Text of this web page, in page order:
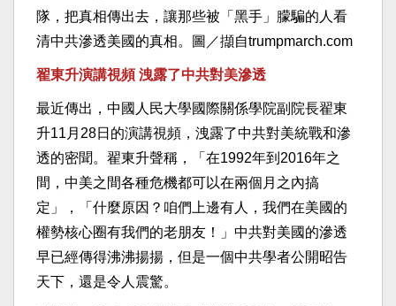
隊，把真相傳出去，讓那些被「黑手」朦騙的人看
清中共滲透美國的真相。圖／擷自trumpmarch.com
翟東升演講視頻 洩露了中共對美滲透
最近傳出，中國人民大學國際關係學院副院長翟東
升11月28日的演講視頻，洩露了中共對美統戰和滲
透的密聞。翟東升聲稱，「在1992年到2016年之
間，中美之間各種危機都可以在兩個月之內搞
定」，「什麼原因？咱們上邊有人，我們在美國的
權勢核心圈有我們的老朋友！」中共對美國的滲透
早已經傳得沸沸揚揚，但是一個中共學者公開昭告
天下，還是令人震驚。